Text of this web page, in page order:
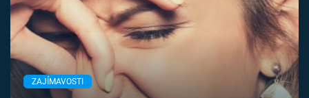
Témata
Pořady
TV Program
ZAJÍMAVOSTI